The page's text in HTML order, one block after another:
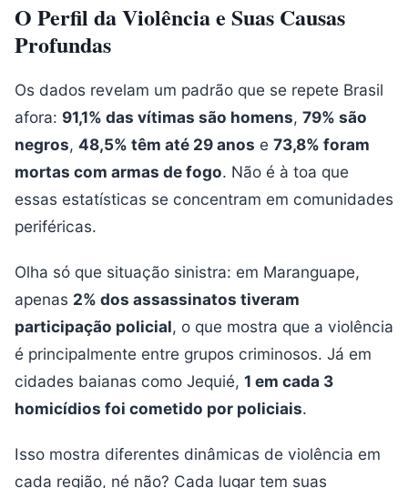
O Perfil da Violência e Suas Causas
Profundas
Os dados revelam um padrão que se repete Brasil
afora: 91,1% das vítimas são homens, 79% são
negros, 48,5% têm até 29 anos e 73,8% foram
mortas com armas de fogo. Não é à toa que
essas estatísticas se concentram em comunidades
periféricas.
Olha só que situação sinistra: em Maranguape,
apenas 2% dos assassinatos tiveram
participação policial, o que mostra que a violência
é principalmente entre grupos criminosos. Já em
cidades baianas como Jequié, 1 em cada 3
homicídios foi cometido por policiais.
Isso mostra diferentes dinâmicas de violência em
cada região, né não? Cada lugar tem suas